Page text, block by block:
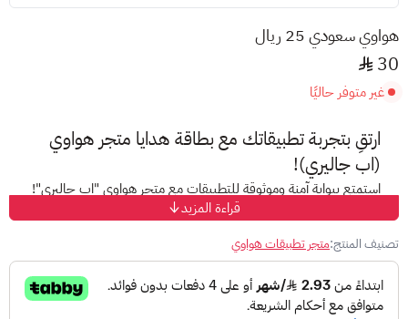
هواوي سعودي 25 ريال
30
غير متوفر حاليًا
ارتقِ بتجربة تطبيقاتك مع بطاقة هدايا متجر هواوي
(اب جاليري)!
استمتع ببوابة آمنة وموثوقة للتطبيقات مع متجر هواوي "اب جاليري"!
ما يقدمه متجر هواوي "AppGallery":
أمان فائق: تمتع بتجربة آمنة وموثوقة مع ميزات الأمان المتقدمة في
متجر "AppGallery".
محتوى مناسب لجميع الأعمار: استكشف مجموعة واسعة من
قراءة المزيد
تصنيف المنتج:متجر تطبيقات هواوي